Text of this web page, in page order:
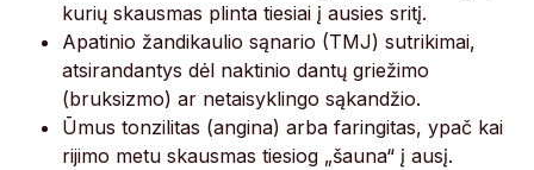
kurių skausmas plinta tiesiai į ausies sritį.
Apatinio žandikaulio sąnario (TMJ) sutrikimai,
atsirandantys dėl naktinio dantų griežimo
(bruksizmo) ar netaisyklingo sąkandžio.
Ūmus tonzilitas (angina) arba faringitas, ypač kai
rijimo metu skausmas tiesiog „šauna“ į ausį.